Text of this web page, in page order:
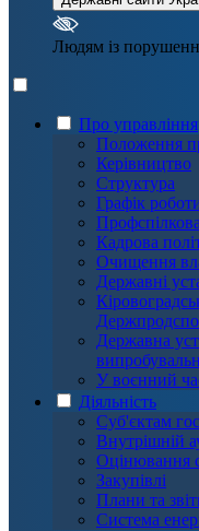
Людям із
Про управління
Положення
Керівництво
Структура
Графік
Кадрова
Очищення
Державні
Державна
У воєнний
Діяльність
Суб'єктам
Внутрішній
Оцінювання
Закупівлі
Плани та
Система